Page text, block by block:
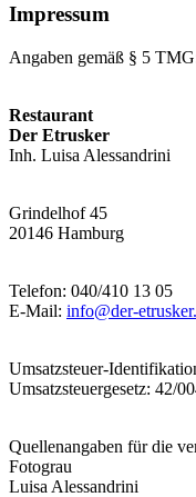
Impressum
Angaben gemäß § 5
Restaurant
Der Etrusker
Inh. Luisa Alessandrini
Grindelhof 45
20146 Hamburg
Telefon: 040/410 13 05
E-Mail: info@der-
Umsatzsteuer-
Umsatzsteuergesetz: 42/
Quellenangaben für die
Fotograu
Luisa Alessandrini